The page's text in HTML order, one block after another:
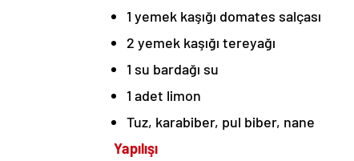
1 yemek kaşığı domates salçası
2 yemek kaşığı tereyağı
1 su bardağı su
1 adet limon
Tuz, karabiber, pul biber, nane
Yapılışı